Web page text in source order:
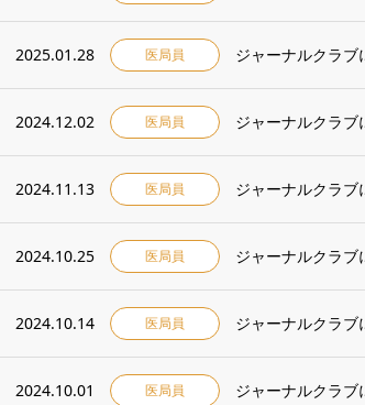
2025.01.28 医局員 ジャーナルクラ
2024.12.02 医局員 ジャーナルクラ
2024.11.13 医局員 ジャーナルクラ
2024.10.25 医局員 ジャーナルクラ
2024.10.14 医局員 ジャーナルクラ
2024.10.01 医局員 ジャーナルクラ